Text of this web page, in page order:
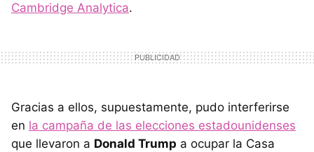
Cambridge Analytica.
Gracias a ellos, supuestamente, pudo interferirse
en la campaña de las elecciones estadounidenses
que llevaron a Donald Trump a ocupar la Casa